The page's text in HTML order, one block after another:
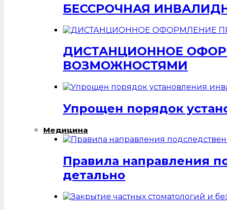
БЕССРОЧНАЯ
ДИСТАНЦИОННОЕ
ВОЗМОЖНОСТЯМИ
Упрощен порядок
Медицина
Правила направления
детально